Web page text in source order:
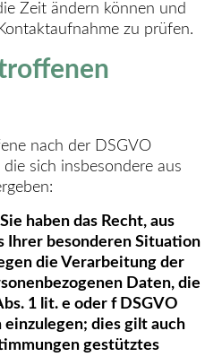
Zeit ändern können und
zu prüfen.
nach der DSGVO
sich insbesondere aus
haben das Recht, aus
Ihrer besonderen Situation
die Verarbeitung der
Daten, die
1 lit. e oder f DSGVO
dies gilt auch
gestütztes